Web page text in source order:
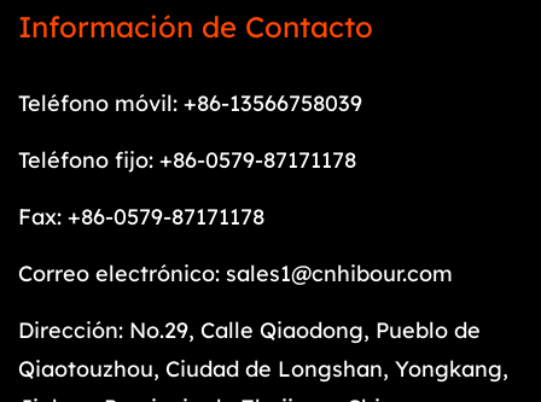
Información de Contacto
Teléfono móvil: +86-13566758039
Teléfono fijo: +86-0579-87171178
Fax: +86-0579-87171178
Correo electrónico: sales1@cnhibour.com
Dirección: No.29, Calle Qiaodong, Pueblo de
Qiaotouzhou, Ciudad de Longshan, Yongkang,